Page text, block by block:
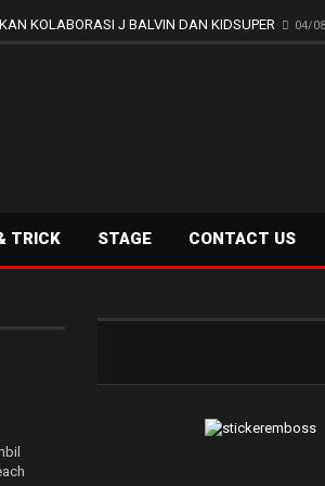
KOLABORASI J BALVIN DAN KIDSUPER 04/
TRICK STAGE CONTACT US